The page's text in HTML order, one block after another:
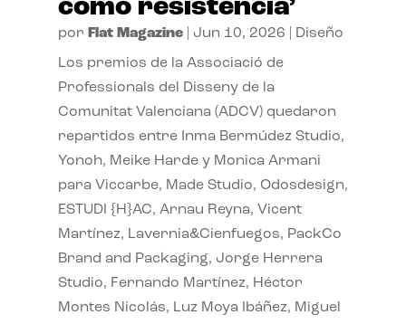
como resistencia’
por Flat Magazine| Jun 10, 2026 Diseño
Los premios de la Associació de
Professionals del Disseny de la
Comunitat Valenciana (ADCV) quedaron
repartidos entre Inma Bermúdez Studio,
Yonoh, Meike Harde y Monica Armani
para Viccarbe, Made Studio, Odosdesign,
ESTUDI {H}AC, Arnau Reyna, Vicent
Martínez, Lavernia&Cienfuegos, PackCo
Brand and Packaging, Jorge Herrera
Studio, Fernando Martínez, Héctor
Montes Nicolás, Luz Moya Ibáñez, Miguel